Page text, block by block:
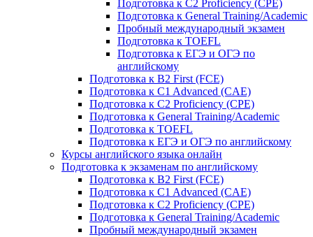
Подготовка к C2 Proficiency (CPE)
Подготовка к General Training/Academic
Пробный международный экзамен
Подготовка к TOEFL
Подготовка к ЕГЭ и ОГЭ по
английскому
Подготовка к B2 First (FCE)
Подготовка к C1 Advanced (CAE)
Подготовка к C2 Proficiency (CPE)
Подготовка к General Training/Academic
Подготовка к TOEFL
Подготовка к ЕГЭ и ОГЭ по английскому
Курсы английского языка онлайн
Подготовка к экзаменам по английскому
Подготовка к B2 First (FCE)
Подготовка к C1 Advanced (CAE)
Подготовка к C2 Proficiency (CPE)
Подготовка к General Training/Academic
Пробный международный экзамен